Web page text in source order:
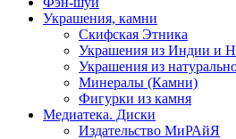
Украшения, камни
Скифская Этника
Украшения из Индии и
Украшения из
Минералы (Камни)
Фигурки из камня
Медиатека. Диски
Издательство МиРАйЯ